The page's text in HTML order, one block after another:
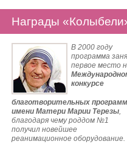
Награды
В 2000 году
программа
первое место
конкурсе
благотворительных программ
имени Матери Марии Терезы,
благодаря чему роддом №1
получил новейшее
реанимационное оборудование.